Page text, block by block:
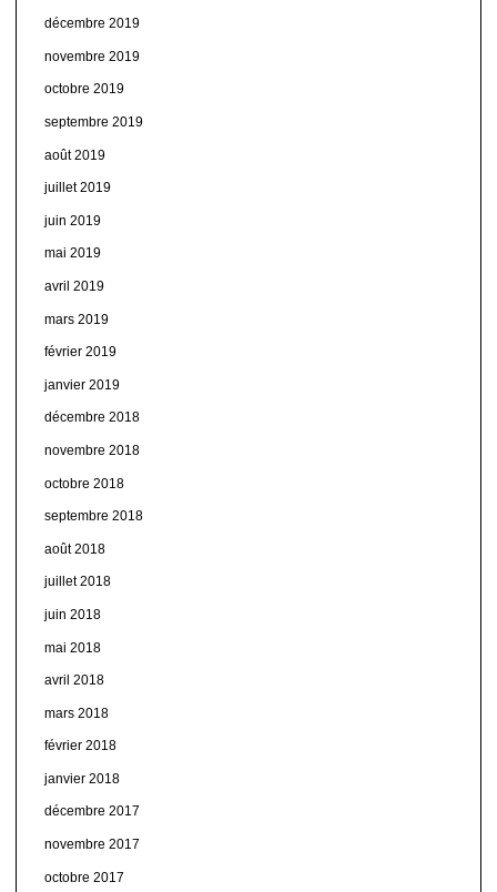
décembre 2019
novembre 2019
octobre 2019
septembre 2019
août 2019
juillet 2019
juin 2019
mai 2019
avril 2019
mars 2019
février 2019
janvier 2019
décembre 2018
novembre 2018
octobre 2018
septembre 2018
août 2018
juillet 2018
juin 2018
mai 2018
avril 2018
mars 2018
février 2018
janvier 2018
décembre 2017
novembre 2017
octobre 2017